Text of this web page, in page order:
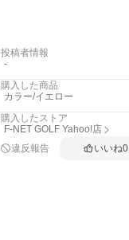
投稿者情報
-
購入した商品
カラー/イエロー
購入したストア
F-NET GOLF Yahoo!店
違反報告
いいね0